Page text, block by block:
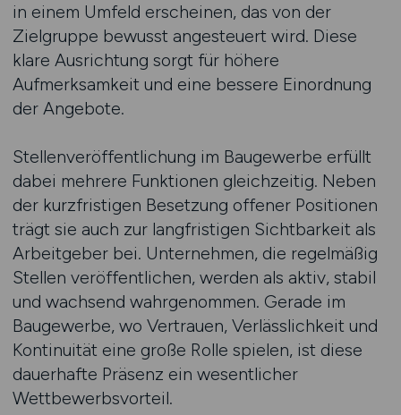
in einem Umfeld erscheinen, das von der
Zielgruppe bewusst angesteuert wird. Diese
klare Ausrichtung sorgt für höhere
Aufmerksamkeit und eine bessere Einordnung
der Angebote.
Stellenveröffentlichung im Baugewerbe erfüllt
dabei mehrere Funktionen gleichzeitig. Neben
der kurzfristigen Besetzung offener Positionen
trägt sie auch zur langfristigen Sichtbarkeit als
Arbeitgeber bei. Unternehmen, die regelmäßig
Stellen veröffentlichen, werden als aktiv, stabil
und wachsend wahrgenommen. Gerade im
Baugewerbe, wo Vertrauen, Verlässlichkeit und
Kontinuität eine große Rolle spielen, ist diese
dauerhafte Präsenz ein wesentlicher
Wettbewerbsvorteil.